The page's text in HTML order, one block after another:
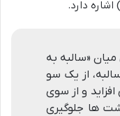
دارد.
«سالبه به
از یک سو
و از سوی
ها جلوگیری